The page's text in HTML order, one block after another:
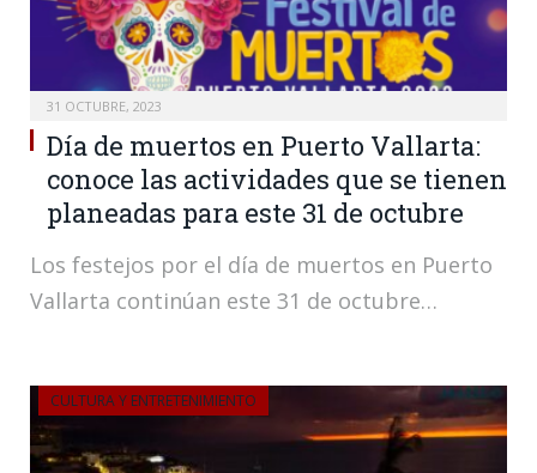
31 OCTUBRE, 2023
Día de muertos en Puerto Vallarta:
conoce las actividades que se tienen
planeadas para este 31 de octubre
Los festejos por el día de muertos en Puerto
Vallarta continúan este 31 de octubre…
CULTURA Y ENTRETENIMIENTO